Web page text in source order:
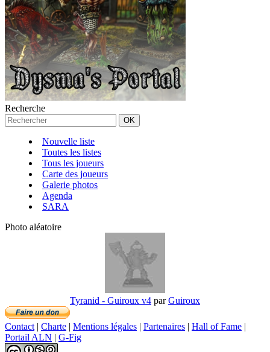
Recherche
Nouvelle liste
Toutes les listes
Tous les joueurs
Carte des joueurs
Galerie photos
Agenda
SARA
Photo aléatoire
Tyranid - Guiroux v4 parGuiroux
Contact| Charte | Mentions légales | Partenaires | Hall of Fame |
Portail ALN | G-Fig